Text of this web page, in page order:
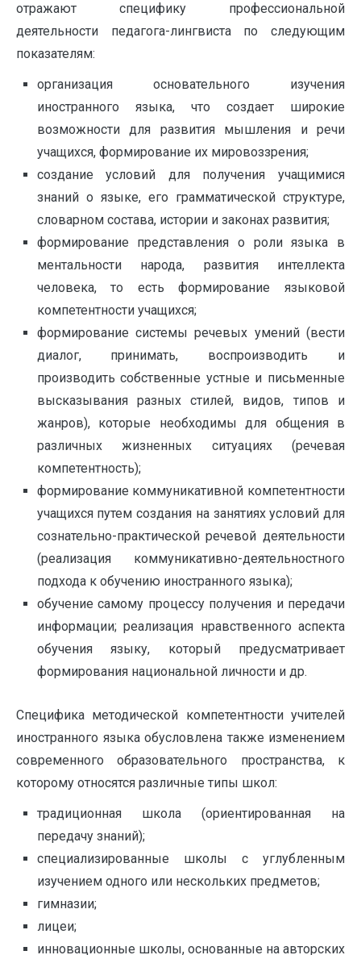
отражают специфику профессиональной
деятельности педагога-лингвиста по следующим
показателям:
организация основательного изучения
иностранного языка, что создает широкие
возможности для развития мышления и речи
учащихся, формирование их мировоззрения;
создание условий для получения учащимися
знаний о языке, его грамматической структуре,
словарном состава, истории и законах развития;
формирование представления о роли языка в
ментальности народа, развития интеллекта
человека, то есть формирование языковой
компетентности учащихся;
формирование системы речевых умений (вести
диалог, принимать, воспроизводить и
производить собственные устные и письменные
высказывания разных стилей, видов, типов и
жанров), которые необходимы для общения в
различных жизненных ситуациях (речевая
компетентность);
формирование коммуникативной компетентности
учащихся путем создания на занятиях условий для
сознательно-практической речевой деятельности
(реализация коммуникативно-деятельностного
подхода к обучению иностранного языка);
обучение самому процессу получения и передачи
информации; реализация нравственного аспекта
обучения языку, который предусматривает
формирования национальной личности и др.
Специфика методической компетентности учителей
иностранного языка обусловлена также изменением
современного образовательного пространства, к
которому относятся различные типы школ:
традиционная школа (ориентированная на
передачу знаний);
специализированные школы с углубленным
изучением одного или нескольких предметов;
гимназии;
лицеи;
инновационные школы, основанные на авторских